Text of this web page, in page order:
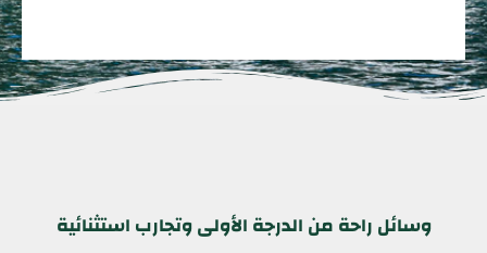
وسائل راحة من الدرجة الأولى وتجارب استثنائية